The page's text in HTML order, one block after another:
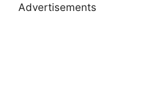
Advertisements